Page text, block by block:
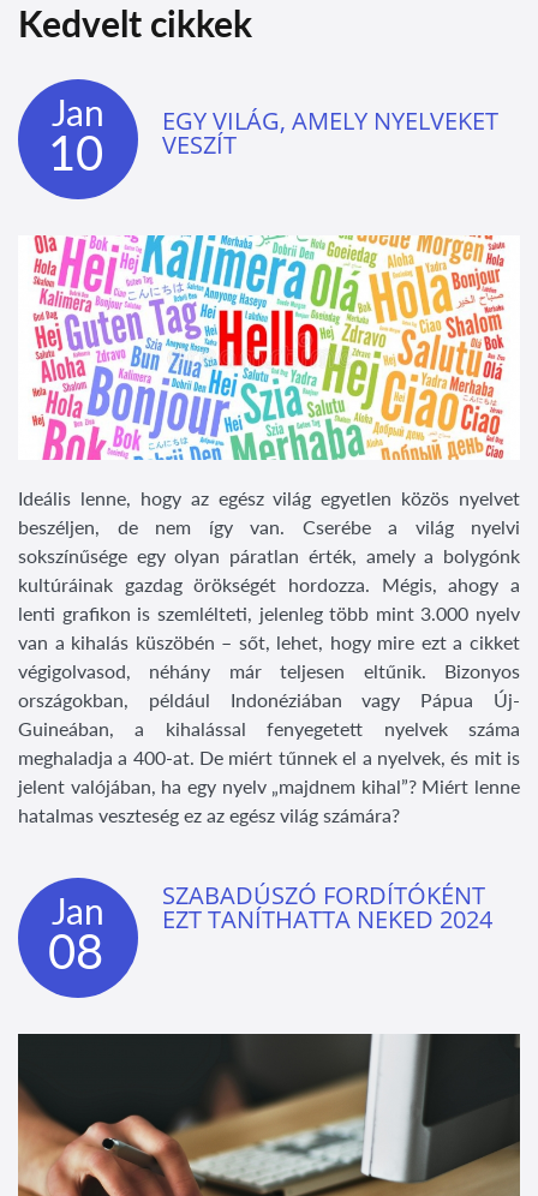
Kedvelt cikkek
Jan
10
EGY VILÁG, AMELY NYELVEKET
VESZÍT
Ideális lenne, hogy az egész világ egyetlen közös nyelvet
beszéljen, de nem így van. Cserébe a világ nyelvi
sokszínűsége egy olyan páratlan érték, amely a bolygónk
kultúráinak gazdag örökségét hordozza. Mégis, ahogy a
lenti grafikon is szemlélteti, jelenleg több mint 3.000 nyelv
van a kihalás küszöbén – sőt, lehet, hogy mire ezt a cikket
végigolvasod, néhány már teljesen eltűnik. Bizonyos
országokban, például Indonéziában vagy Pápua Új-
Guineában, a kihalással fenyegetett nyelvek száma
meghaladja a 400-at. De miért tűnnek el a nyelvek, és mit is
jelent valójában, ha egy nyelv „majdnem kihal”? Miért lenne
hatalmas veszteség ez az egész világ számára?
Jan
08
SZABADÚSZÓ FORDÍTÓKÉNT
EZT TANÍTHATTA NEKED 2024